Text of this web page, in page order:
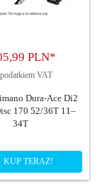
99 PLN*
VAT
Dura-Ace Di2
170 52/36T 11–
34T
KUP TERAZ!